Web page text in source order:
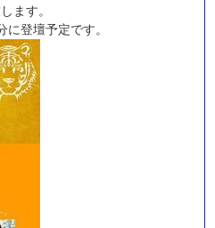
ます。
登壇予定です。